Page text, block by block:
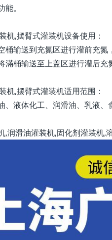
。
机,摆臂式灌装机设备使用：
桶输送到充氮区进行灌前充
滿桶输送至上盖区进行灌后充
机,摆臂式灌装机适用范围：
、液体化工、润滑油、乳液、